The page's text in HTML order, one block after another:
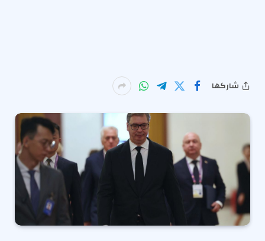
شاركها